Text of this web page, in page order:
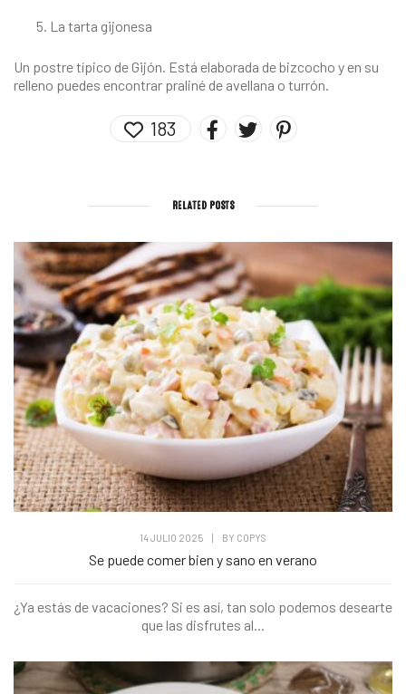
La tarta gijonesa
Un postre típico de Gijón. Está elaborada de bizcocho y en su
relleno puedes encontrar praliné de avellana o turrón.
183
RELATED POSTS
14 JULIO 2025 | BY COPYS
Se puede comer bien y sano en verano
¿Ya estás de vacaciones? Si es así, tan solo podemos desearte
que las disfrutes al...